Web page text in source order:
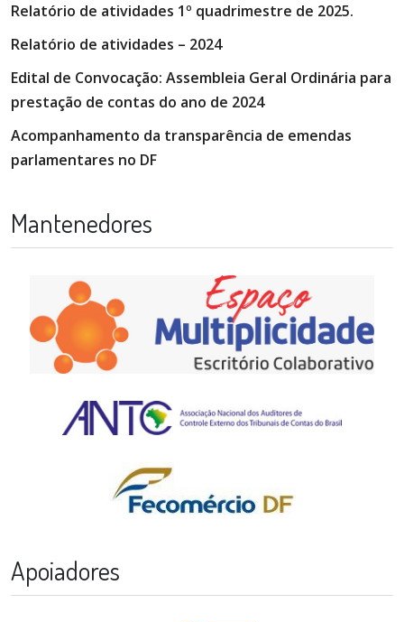
Relatório de atividades 1º quadrimestre de 2025.
Relatório de atividades – 2024
Edital de Convocação: Assembleia Geral Ordinária para
prestação de contas do ano de 2024
Acompanhamento da transparência de emendas
parlamentares no DF
Mantenedores
Apoiadores